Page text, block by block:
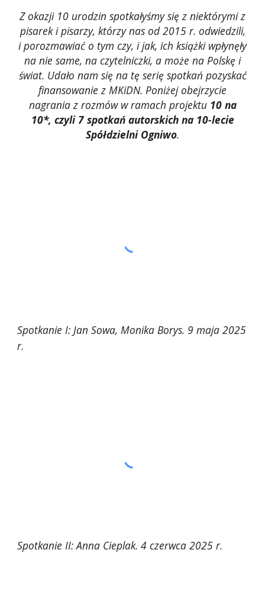
Z okazji 10 urodzin spotkałyśmy się z niektórymi z
pisarek i pisarzy, którzy nas od 2015 r. odwiedzili,
i porozmawiać o tym czy, i jak, ich książki wpłynęły
na nie same, na czytelniczki, a może na Polskę i
świat. Udało nam się na tę serię spotkań pozyskać
finansowanie z MKiDN. Poniżej obejrzycie
nagrania z rozmów w ramach projektu 10 na
10*, czyli 7 spotkań autorskich na 10-lecie
Spółdzielni Ogniwo.
Spotkanie I: Jan Sowa, Monika Borys. 9 maja 2025
r.
Spotkanie II: Anna Cieplak. 4 czerwca 2025 r.